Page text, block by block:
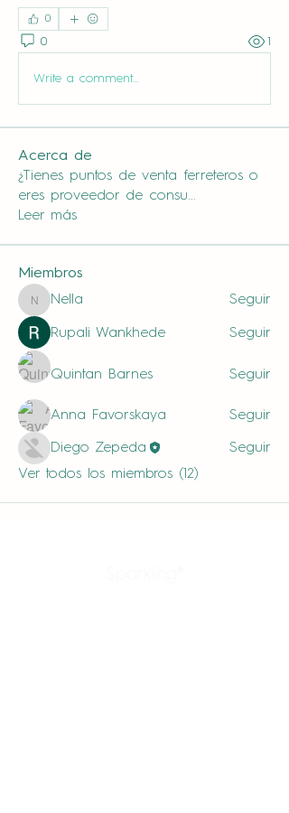
0
0 1
Write a comment...
Acerca de
¿Tienes puntos de venta ferreteros o
eres proveedor de consu...
Leer más
Miembros
Nella
Nella Seguir
Rupali Wankhede Seguir
Quintan Barnes Seguir
Anna Favorskaya Seguir
Diego Zepeda
Seguir
Ver todos los miembros (12)